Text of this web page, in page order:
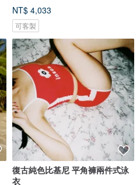
NT$ 4,033
可客製
復古純色比基尼 平角褲兩件式泳
衣